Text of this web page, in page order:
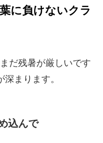
に負けないクラ
だ残暑が厳しいです
まります。
込んで